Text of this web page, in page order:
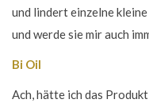
und lindert einzelne
und werde sie mir auch
Bi Oil
Ach, hätte ich das